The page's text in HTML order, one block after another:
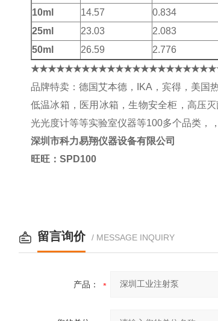
10ml
14.57 0.834
25ml
23.03 2.083
50ml
26.59 2.776
品牌特卖：德国艾本德，IKA，宾得，美国
低温冰箱，医用冰箱，生物安全柜，高压
光光度计等等实验室仪器等100多个品类，
深圳市科力易翔仪器设备有限公司
旺旺：SPD100
留言询价 / MESSAGE INQUIRY
产品：